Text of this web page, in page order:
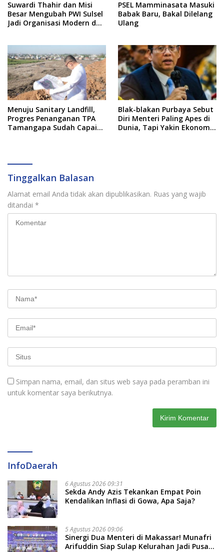
Suwardi Thahir dan Misi
Besar Mengubah PWI Sulsel
Jadi Organisasi Modern dan
PSEL Mamminasata Masuki
Babak Baru, Bakal Dilelang
Ulang
Menuju Sanitary Landfill,
Progres Penanganan TPA
Tamangapa Sudah Capai
Blak-blakan Purbaya Sebut
Diri Menteri Paling Apes di
Dunia, Tapi Yakin Ekonomi
Tinggalkan Balasan
Alamat email Anda tidak akan dipublikasikan. Ruas yang wajib
ditandai *
Simpan nama, email, dan situs web saya pada peramban ini
untuk komentar saya berikutnya.
InfoDaerah
6 Agustus 2026 09:31
Sekda Andy Azis Tekankan Empat Poin
Kendalikan Inflasi di Gowa, Apa Saja?
5 Agustus 2026 09:06
Sinergi Dua Menteri di Makassar! Munafri
Arifuddin Siap Sulap Kelurahan Jadi Pusat